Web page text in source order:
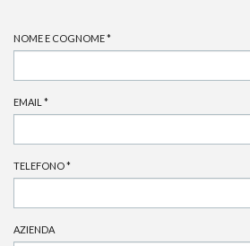
NOME E COGNOME*
EMAIL *
TELEFONO*
AZIENDA